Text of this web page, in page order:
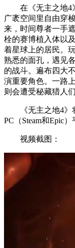
在《无主之地4
广袤空间里自由穿
来，时间尊者一手
栓的赛博植入体以
着星球上的居民。
熟悉的面孔，遇见
的战斗。遍布四大
演重要角色。一路
则会遭受秘藏猎人
《无主之地4
PC（Steam和Epic
视频截图：